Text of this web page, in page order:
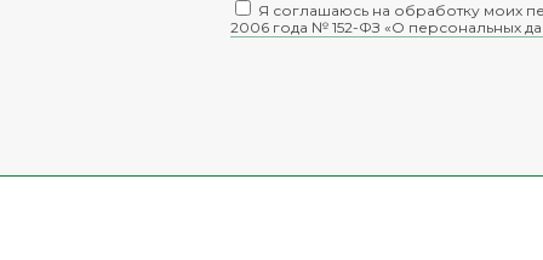
Я соглашаюсь на обработку моих
2006 года № 152-ФЗ «О персональных